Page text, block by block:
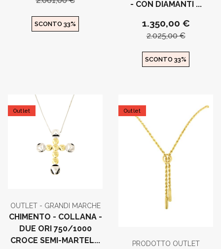
SCONTO 33%
- CON DIAMANTI ...
1.350,00 €
2.025,00 €
SCONTO 33%
Outlet
OUTLET - GRANDI MARCHE
CHIMENTO - COLLANA -
DUE ORI 750/1000
CROCE SEMI-MARTEL...
Outlet
PRODOTTO OUTLET